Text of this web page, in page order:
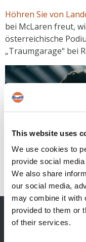
This website uses
We use cookies to
provide social
We also share
our social media,
may combine it with
provided to them or
of their services.
Höhren Sie von
bei McLaren freut,
österreichische
„Traumgarage“ bei